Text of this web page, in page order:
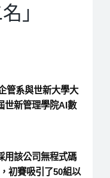
」
管系與世新大學大
世新管理學院AI數
用該公司無程式碼
初賽吸引了50組以